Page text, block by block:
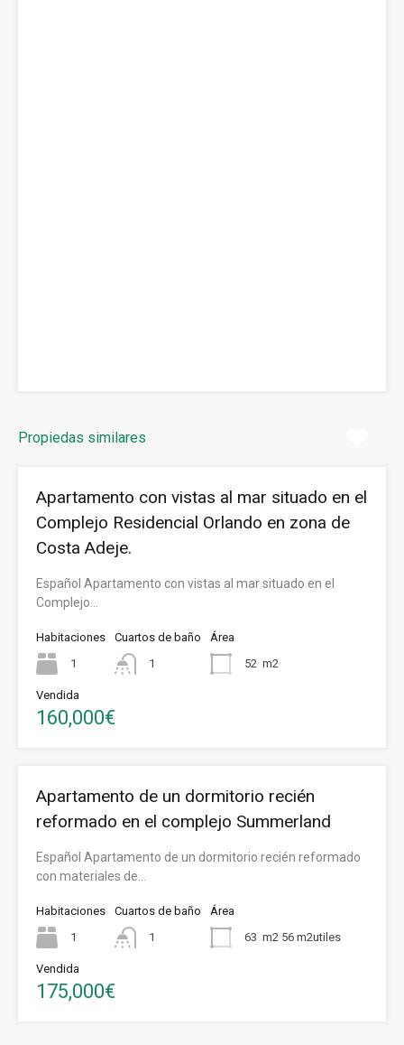
Propiedas similares
Apartamento con vistas al mar situado en el
Complejo Residencial Orlando en zona de
Costa Adeje.
Español Apartamento con vistas al mar situado en el
Complejo…
Habitaciones
1
Cuartos de baño
1
Área
52 m2
Vendida
160,000€
Apartamento de un dormitorio recién
reformado en el complejo Summerland
Español Apartamento de un dormitorio recién reformado
con materiales de…
Habitaciones
1
Cuartos de baño
1
Área
63 m2 56 m2utiles
Vendida
175,000€